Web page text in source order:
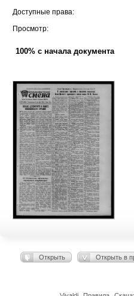
Доступные права:
Просмотр:
100% с начала документа
Открыть Открыть в